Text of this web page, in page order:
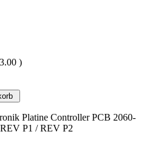
)
Platine Controller PCB 2060-
P1 / REV P2